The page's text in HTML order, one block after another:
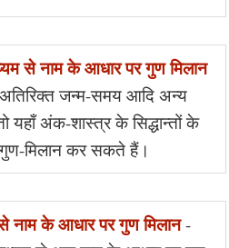
से नाम के आधार पर गुण मिलान
जन्म-समय आदि अन्य
अंक-शास्त्र के सिद्धान्तों के
मिलान कर सकते हैं।
नाम के आधार पर गुण मिलान-